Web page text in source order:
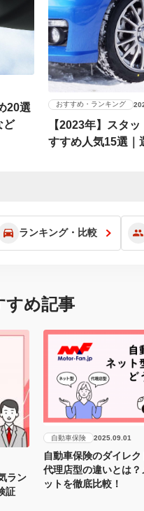
20選
ど
おすすめ・ランキング
【2023年】スタ
すすめ人気15選｜
ランキング・比較
すめ記事
ラン
証
自動車保険 2025.09.01
自動車保険のダイレ
代理店型の違いとは？
ットを徹底比較！